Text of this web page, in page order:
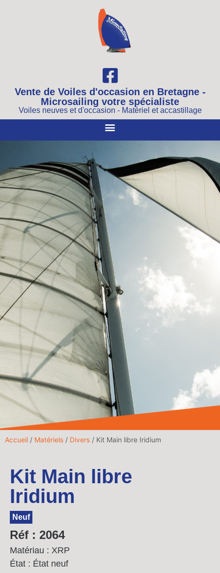
Vente de Voiles d'occasion en Bretagne -
Microsailing votre spécialiste
Voiles neuves et d'occasion - Matériel et accastillage
Accueil / Matériels / Divers / Kit Main libre Iridium
Kit Main libre
Iridium
Neuf
Réf : 2064
Matériau : XRP
État : État neuf